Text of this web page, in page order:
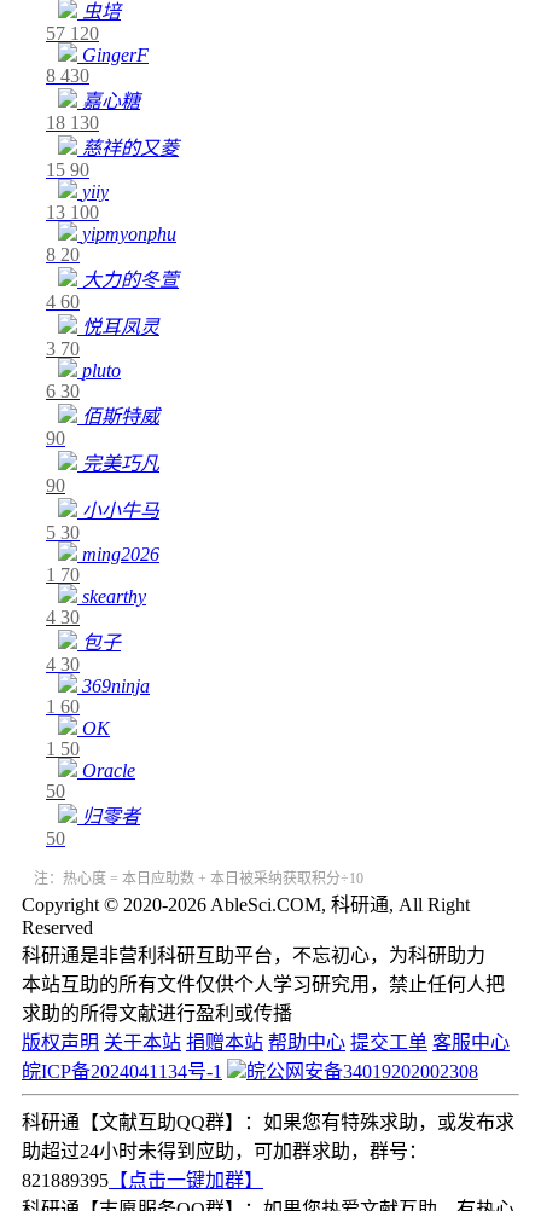
虫培
57 120
GingerF
8 430
嘉心糖
18 130
慈祥的又菱
15 90
yiiy
13 100
yipmyonphu
8 20
大力的冬萱
4 60
悦耳凤灵
3 70
pluto
6 30
佰斯特威
90
完美巧凡
90
小小牛马
5 30
ming2026
1 70
skearthy
4 30
包子
4 30
369ninja
1 60
OK
1 50
Oracle
50
归零者
50
注：热心度 = 本日应助数 + 本日被采纳获取积分÷10
Copyright © 2020-2026 AbleSci.COM, 科研通, All Right
Reserved
科研通是非营利科研互助平台，不忘初心，为科研助力
本站互助的所有文件仅供个人学习研究用，禁止任何人把
求助的所得文献进行盈利或传播
版权声明 关于本站 捐赠本站 帮助中心 提交工单 客服中心
皖ICP备2024041134号-1
皖公网安备34019202002308
科研通【文献互助QQ群】：如果您有特殊求助，或发布求
助超过24小时未得到应助，可加群求助，群号：
821889395 【点击一键加群】